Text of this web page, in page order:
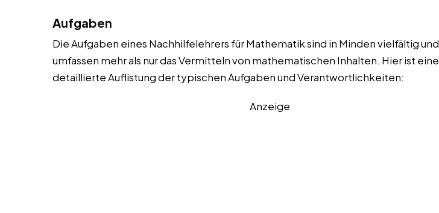
Aufgaben
Die Aufgaben eines Nachhilfelehrers für Mathematik sind in Minden vielfältig und
umfassen mehr als nur das Vermitteln von mathematischen Inhalten. Hier ist eine
detaillierte Auflistung der typischen Aufgaben und Verantwortlichkeiten:
Anzeige